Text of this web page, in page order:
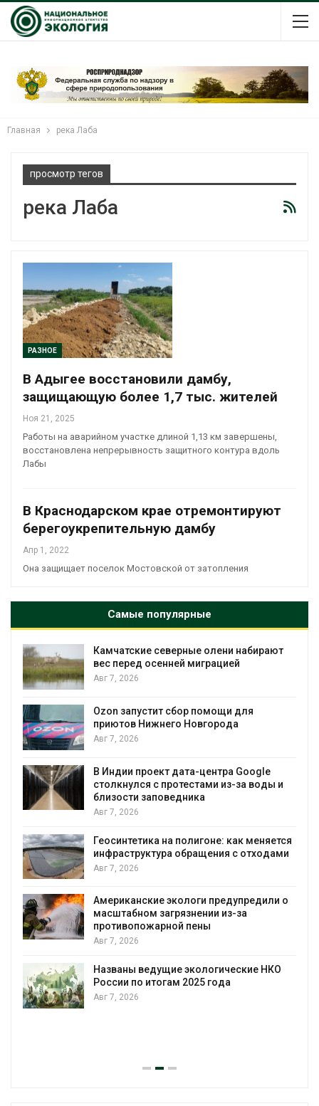
Главная река Лаба
просмотр тегов
река Лаба
РАЗНОЕ
В Адыгее восстановили дамбу,
защищающую более 1,7 тыс. жителей
Ноя 21, 2025
Работы на аварийном участке длиной 1,13 км завершены,
восстановлена непрерывность защитного контура вдоль
Лабы
В Краснодарском крае отремонтируют
берегоукрепительную дамбу
Апр 1, 2022
Она защищает поселок Мостовской от затопления
Самые популярные
Камчатские северные олени набирают
вес перед осенней миграцией
Авг 7, 2026
Ozon запустит сбор помощи для
приютов Нижнего Новгорода
Авг 7, 2026
В Индии проект дата-центра Google
столкнулся с протестами из-за воды и
близости заповедника
Авг 7, 2026
Геосинтетика на полигоне: как меняется
инфраструктура обращения с отходами
Авг 7, 2026
Американские экологи предупредили о
масштабном загрязнении из-за
противопожарной пены
Авг 7, 2026
Названы ведущие экологические НКО
России по итогам 2025 года
Авг 7, 2026